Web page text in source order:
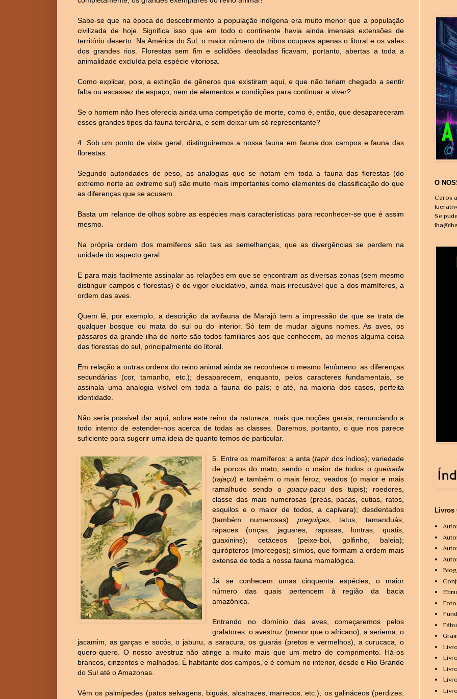
Sabe-se que na época do descobrimento a população indígena era muito menor que a população
civilizada de hoje. Significa isso que em todo o continente havia ainda imensas extensões de
território deserto. Na América do Sul, o maior número de tribos ocupava apenas o litoral e os vales
dos grandes rios. Florestas sem fim e solidões desoladas ficavam, portanto, abertas a toda a
animalidade excluída pela espécie vitoriosa.
Como explicar, pois, a extinção de gêneros que existiram aqui, e que não teriam chegado a sentir
falta ou escassez de espaço, nem de elementos e condições para continuar a viver?
Se o homem não lhes oferecia ainda uma competição de morte, como é, então, que desapareceram
esses grandes tipos da fauna terciária, e sem deixar um só representante?
4. Sob um ponto de vista geral, distinguiremos a nossa fauna em fauna dos campos e fauna das
florestas.
Segundo autoridades de peso, as analogias que se notam em toda a fauna das florestas (do
extremo norte ao extremo sul) são muito mais importantes como elementos de classificação do que
as diferenças que se acusem.
Basta um relance de olhos sobre as espécies mais características para reconhecer-se que é assim
mesmo.
Na própria ordem dos mamíferos são tais as semelhanças, que as divergências se perdem na
unidade do aspecto geral.
E para mais facilmente assinalar as relações em que se encontram as diversas zonas (sem mesmo
distinguir campos e florestas) é de vigor elucidativo, ainda mais irrecusável que a dos mamíferos, a
ordem das aves.
Quem lê, por exemplo, a descrição da avifauna de Marajó tem a impressão de que se trata de
qualquer bosque ou mata do sul ou do interior. Só tem de mudar alguns nomes. As aves, os
pássaros da grande ilha do norte são todos familiares aos que conhecem, ao menos alguma coisa
das florestas do sul, principalmente do litoral.
Em relação a outras ordens do reino animal ainda se reconhece o mesmo fenômeno: as diferenças
secundárias (cor, tamanho, etc.); desaparecem, enquanto, pelos caracteres fundamentais, se
assinala uma analogia visível em toda a fauna do país; e até, na maioria dos casos, perfeita
identidade.
Não seria possível dar aqui, sobre este reino da natureza, mais que noções gerais, renunciando a
todo intento de estender-nos acerca de todas as classes. Daremos, portanto, o que nos parece
suficiente para sugerir uma ideia de quanto temos de particular.
5. Entre os mamíferos: a anta (tapir dos índios); variedade
de porcos do mato, sendo o maior de todos o queixada
(tajaçu) e também o mais feroz; veados (o maior e mais
ramalhudo sendo o guaçu-pacudos tupis); roedores,
classe das mais numerosas (preás, pacas, cutias, ratos,
esquilos e o maior de todos, a capivara); desdentados
(também numerosas) preguiças, tatus, tamanduás;
rápaces (onças, jaguares, raposas, lontras, quatis,
guaxinins); cetáceos (peixe-boi, golfinho, baleia);
quirópteros (morcegos); símios, que formam a ordem mais
extensa de toda a nossa fauna mamalógica.
Já se conhecem umas cinquenta espécies, o maior
número das quais pertencem à região da bacia
amazônica.
Entrando no domínio das aves, começaremos pelos
gralatores: o avestruz (menor que o africano), a seriema, o
jacamim, as garças e socós, o jaburu, a saracura, os guarás (pretos e vermelhos), a curucaca, o
quero-quero. O nosso avestruz não atinge a muito mais que um metro de comprimento. Há-os
brancos, cinzentos e malhados. É habitante dos campos, e é comum no interior, desde o Rio Grande
do Sul até o Amazonas.
Vêm os palmípedes (patos selvagens, biguás, alcatrazes, marrecos, etc.); os galináceos (perdizes,
O
Caros
Se
Livros